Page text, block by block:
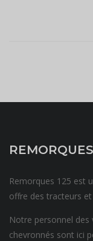
Remorques 125 est
offre des tracteurs et
Notre personnel
chevronnés sont ici